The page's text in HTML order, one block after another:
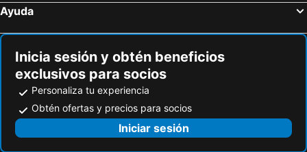
Ayuda
Inicia sesión y obtén beneficios
exclusivos para socios
Personaliza tu experiencia
Obtén ofertas y precios para socios
Iniciar sesión